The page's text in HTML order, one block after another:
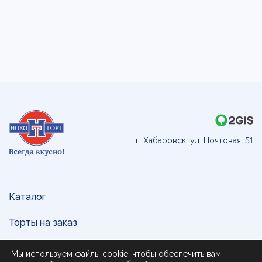
г. Хабаровск, ул. Почтовая, 51
Каталог
Торты на заказ
Доставка и оплата
Мы используем файлы cookie, чтобы обеспечить вам